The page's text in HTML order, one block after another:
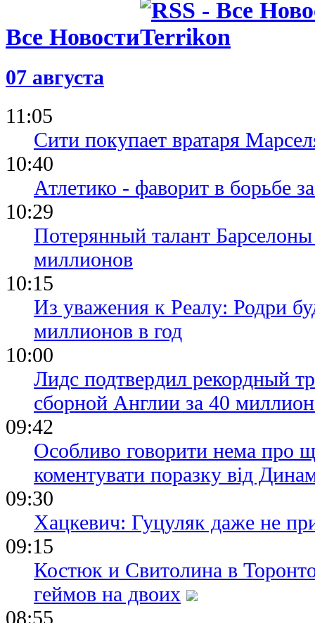
Все Новости
07 августа
11:05
Сити покупает вратаря
10:40
Атлетико - фаворит в борьбе
10:29
Потерянный талант
миллионов
10:15
Из уважения к Реалу: Родри
миллионов в год
10:00
Лидс подтвердил рекордный
сборной Англии за 40
09:42
Особливо говорити нема про
коментувати поразку від
09:30
Хацкевич: Гуцуляк даже не
09:15
Костюк и Свитолина в
геймов на двоих
08:55